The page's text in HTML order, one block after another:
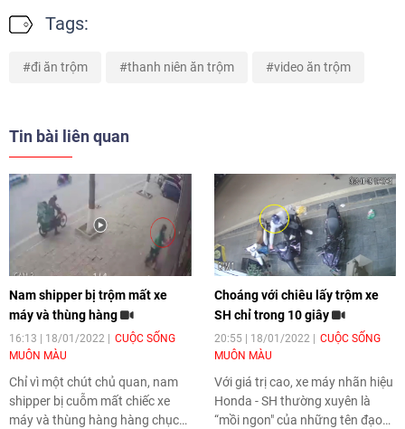
Tags:
đi ăn trộm thanh niên ăn trộm video ăn trộm
Tin bài liên quan
Nam shipper bị trộm mất xe
máy và thùng hàng
16:13 | 18/01/2022
CUỘC SỐNG
MUÔN MÀU
Chỉ vì một chút chủ quan, nam
shipper bị cuỗm mất chiếc xe
máy và thùng hàng hàng chục
Choáng với chiêu lấy trộm xe
SH chỉ trong 10 giây
20:55 | 18/01/2022
CUỘC SỐNG
MUÔN MÀU
Với giá trị cao, xe máy nhãn hiệu
Honda - SH thường xuyên là
“mồi ngon" của những tên đạo